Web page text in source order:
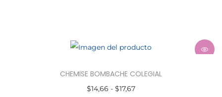
CHEMISE BOMBACHE COLEGIAL
$14,66 - $17,67